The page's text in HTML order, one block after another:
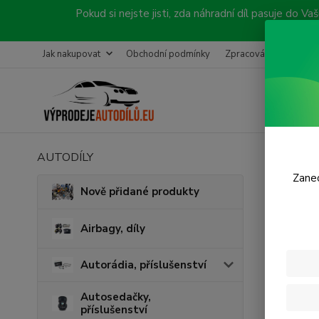
Pokud si nejste jisti, zda náhradní díl pasuje do
Jak nakupovat Obchodní podmínky Zpracování objednávky
AUTODÍLY
Nově přidané produkty
Airbagy, díly
Autorádia, příslušenství
Autosedačky,
příslušenství